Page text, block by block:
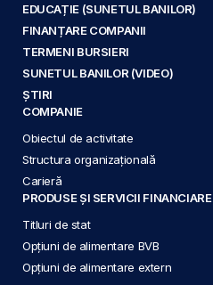
EDUCAȚIE (SUNETUL BANILOR)
FINANȚARE COMPANII
TERMENI BURSIERI
SUNETUL BANILOR (VIDEO)
ȘTIRI
COMPANIE
Obiectul de activitate
Structura organizațională
Carieră
PRODUSE ȘI SERVICII FINANCIARE
Titluri de stat
Opțiuni de alimentare BVB
Opțiuni de alimentare extern